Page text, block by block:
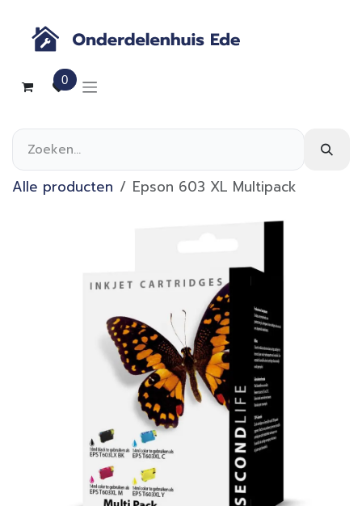
0
Alle producten Epson 603 XL Multipack